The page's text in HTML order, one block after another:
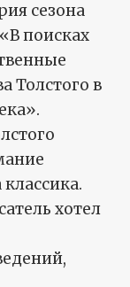
сезона
поисках
Толстого в
хотел